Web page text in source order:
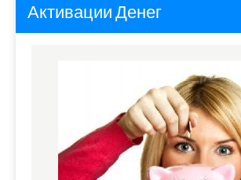
Активации Денег